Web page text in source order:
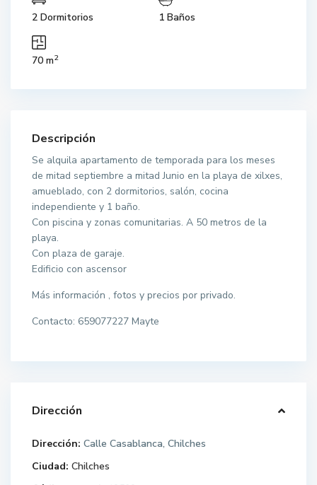
2 Dormitorios 1 Baños
70 m2
Descripción
Se alquila apartamento de temporada para los meses
de mitad septiembre a mitad Junio en la playa de xilxes,
amueblado, con 2 dormitorios, salón, cocina
independiente y 1 baño.
Con piscina y zonas comunitarias. A 50 metros de la
playa.
Con plaza de garaje.
Edificio con ascensor
Más información , fotos y precios por privado.
Contacto: 659077227 Mayte
Dirección
Dirección: Calle Casablanca, Chilches
Ciudad: Chilches